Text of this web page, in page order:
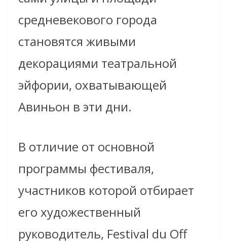
средневекового города
становятся живыми
декорациями театральной
эйфории, охватывающей
Авиньон в эти дни.
В отличие от основной
программы фестиваля,
участников которой отбирает
его художественный
руководитель, Festival du Off